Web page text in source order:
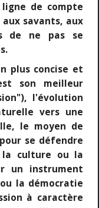
de compte
savants, aux
de ne pas se
plus concise et
son meilleur
l'évolution
vers une
le moyen de
se défendre
la culture ou la
un instrument
la démocratie
à caractère